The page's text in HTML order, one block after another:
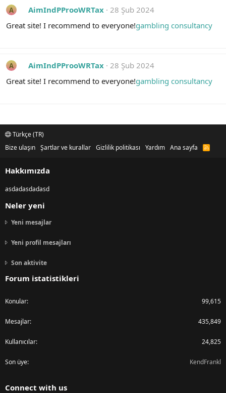
A AimIndPProoWRTax
28 Şub 2024
Great site! I recommend to everyone!gambling consultancy
A AimIndPProoWRTax
28 Şub 2024
Great site! I recommend to everyone!gambling consultancy
Türkçe (TR)
Bize ulaşın Şartlar ve kurallar Gizlilik politikası Yardım Ana sayfa
R
Hakkımızda
asdadasdadasd
Neler yeni
Yeni mesajlar
Yeni profil mesajları
Son aktivite
Forum istatistikleri
Konular 99,615
Mesajlar 435,849
Kullanıcılar 24,825
Son üye KendFrankl
Connect with us